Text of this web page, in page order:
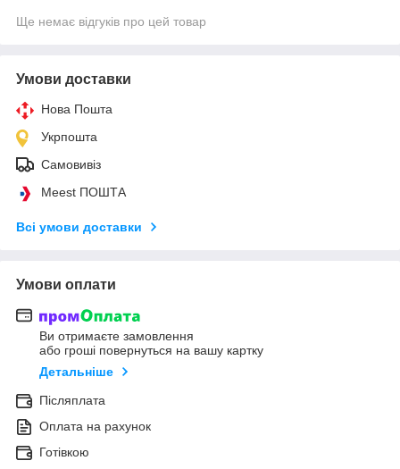
Ще немає відгуків про цей товар
Умови доставки
Нова Пошта
Укрпошта
Самовивіз
Meest ПОШТА
Всі умови доставки
Умови оплати
Ви отримаєте замовлення
або гроші повернуться на вашу картку
Детальніше
Післяплата
Оплата на рахунок
Готівкою